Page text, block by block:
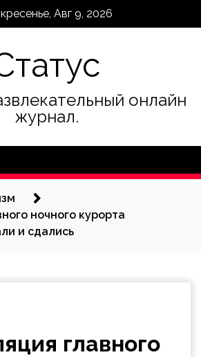
Авг 9, 2026
онлайн
журнал.
ночного курорта
и сдались
главного